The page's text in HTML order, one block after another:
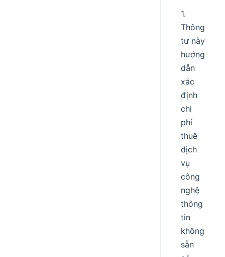
1.
Thông
tư này
hướng
dẫn
xác
định
chi
phí
thuê
dịch
vụ
công
nghệ
thông
tin
không
sẵn